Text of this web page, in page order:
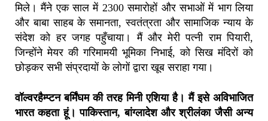
मिले। मैंने एक साल में 2300 समारोहों और सभाओं में भाग लिया
और बाबा साहब के समानता, स्वतंत्रता और सामाजिक न्याय के
संदेश को हर जगह पहुँचाया। मैं और मेरी पत्नी राम पियारी,
जिन्होंने मेयर की गरिमामयी भूमिका निभाई, को सिख मंदिरों को
छोड़कर सभी संप्रदायों के लोगों द्वारा खूब सराहा गया।
वॉल्वरहैम्प्टन बर्मिंघम की तरह मिनी एशिया है। मैं इसे अविभाजित
भारत कहता हूं। पाकिस्तान, बांग्लादेश और श्रीलंका जैसी अन्य